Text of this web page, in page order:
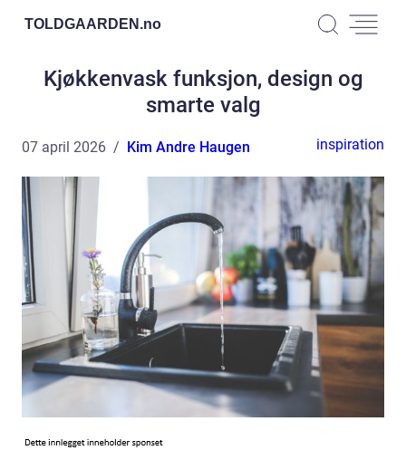
TOLDGAARDEN.no
Kjøkkenvask funksjon, design og
smarte valg
07 april 2026 Kim Andre Haugen inspiration